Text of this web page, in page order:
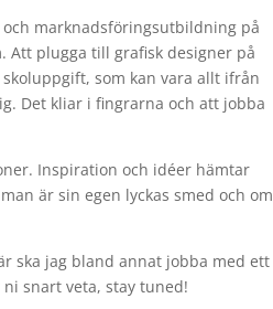
och marknadsföringsutbildning på
Att plugga till grafisk designer på
som kan vara allt ifrån
Det kliar i fingrarna och att jobba
Inspiration och idéer hämtar
är sin egen lyckas smed och om
ska jag bland annat jobba med ett
snart veta, stay tuned!